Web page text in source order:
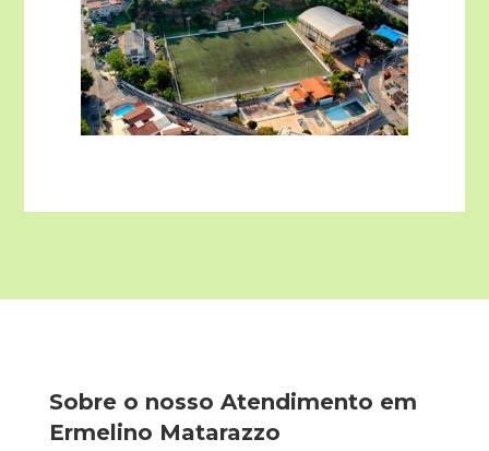
Sobre o nosso Atendimento em
Ermelino Matarazzo